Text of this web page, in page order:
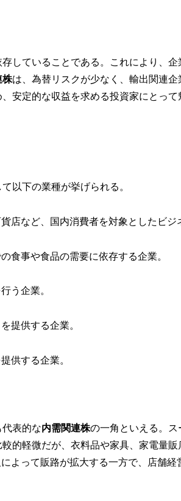
していることである。これにより、
株は、為替リスクが少なく、輸出関連
安定的な収益を求める投資家にとっ
以下の業種が挙げられる。
店など、国内消費者を対象としたビジ
食事や食品の需要に依存する企業。
う企業。
を提供する企業。
供する企業。
表的な内需関連株の一角といえる。ス
的軽微だが、衣料品や家具、家電量
よって販路が拡大する一方で、店舗